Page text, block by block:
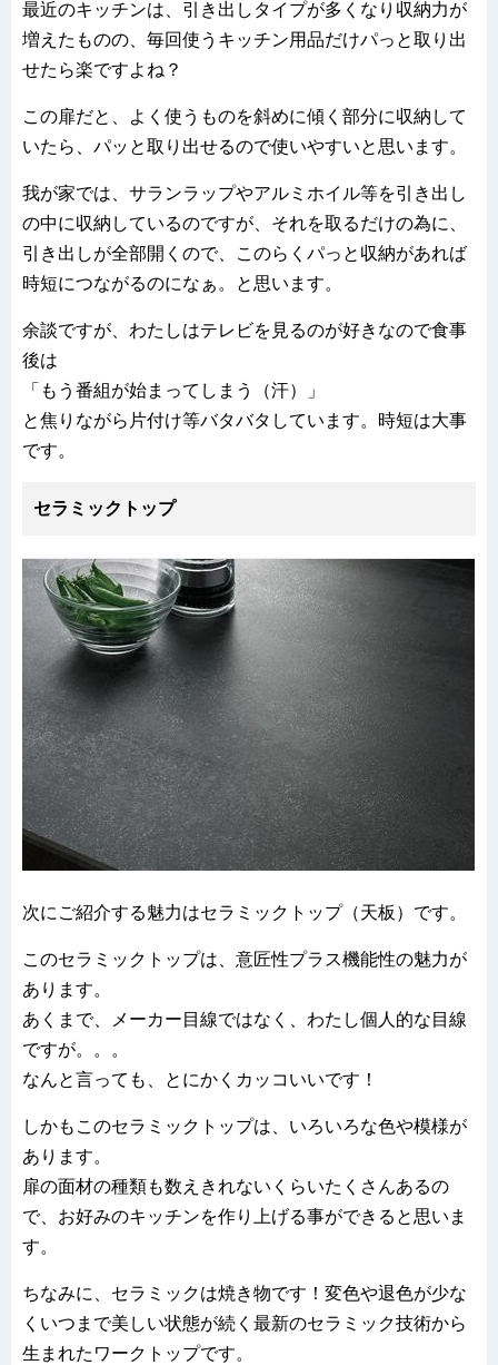
最近のキッチンは、引き出しタイプが多くなり収納力が
増えたものの、毎回使うキッチン用品だけパっと取り出
せたら楽ですよね？
この扉だと、よく使うものを斜めに傾く部分に収納して
いたら、パッと取り出せるので使いやすいと思います。
我が家では、サランラップやアルミホイル等を引き出し
の中に収納しているのですが、それを取るだけの為に、
引き出しが全部開くので、このらくパっと収納があれば
時短につながるのになぁ。と思います。
余談ですが、わたしはテレビを見るのが好きなので食事
後は
「もう番組が始まってしまう（汗）」
と焦りながら片付け等バタバタしています。時短は大事
です。
セラミックトップ
次にご紹介する魅力はセラミックトップ（天板）です。
このセラミックトップは、意匠性プラス機能性の魅力が
あります。
あくまで、メーカー目線ではなく、わたし個人的な目線
ですが。。。
なんと言っても、とにかくカッコいいです！
しかもこのセラミックトップは、いろいろな色や模様が
あります。
扉の面材の種類も数えきれないくらいたくさんあるの
で、お好みのキッチンを作り上げる事ができると思いま
す。
ちなみに、セラミックは焼き物です！変色や退色が少な
くいつまで美しい状態が続く最新のセラミック技術から
生まれたワークトップです。